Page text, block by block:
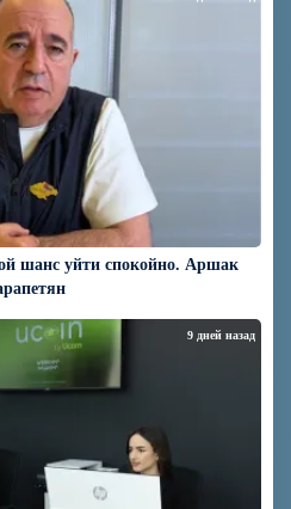
шанс уйти спокойно. Аршак
9 дней назад